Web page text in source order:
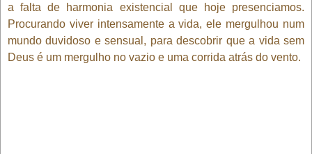
a falta de harmonia existencial que hoje presenciamos.
Procurando viver intensamente a vida, ele mergulhou num
mundo duvidoso e sensual, para descobrir que a vida sem
Deus é um mergulho no vazio e uma corrida atrás do vento.